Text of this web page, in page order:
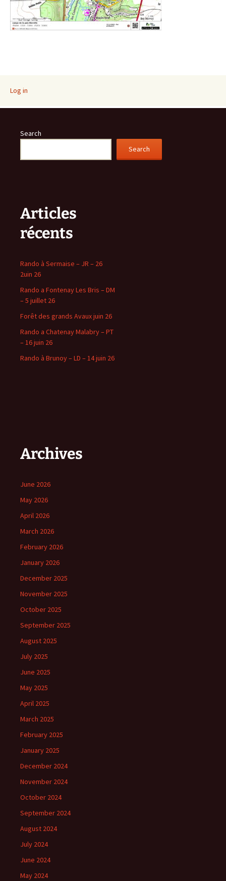
Log in
Search
Search
Articles
récents
Rando à Sermaise – JR – 26
2uin 26
Rando a Fontenay Les Bris – DM
– 5 juillet 26
Forêt des grands Avaux juin 26
Rando a Chatenay Malabry – PT
– 16 juin 26
Rando à Brunoy – LD – 14 juin 26
Archives
June 2026
May 2026
April 2026
March 2026
February 2026
January 2026
December 2025
November 2025
October 2025
September 2025
August 2025
July 2025
June 2025
May 2025
April 2025
March 2025
February 2025
January 2025
December 2024
November 2024
October 2024
September 2024
August 2024
July 2024
June 2024
May 2024